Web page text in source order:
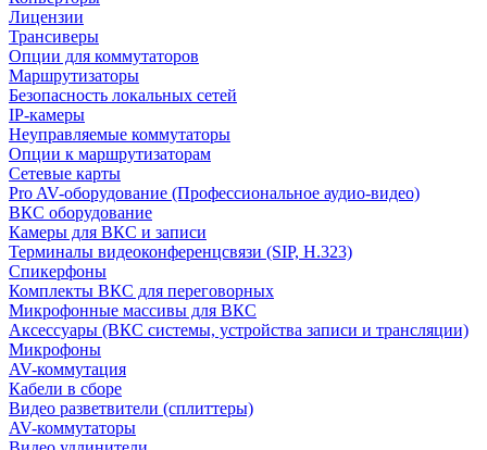
Лицензии
Трансиверы
Опции для коммутаторов
Маршрутизаторы
Безопасность локальных сетей
IP-камеры
Неуправляемые коммутаторы
Опции к маршрутизаторам
Сетевые карты
Pro AV-оборудование (Профессиональное аудио-видео)
ВКС оборудование
Камеры для ВКС и записи
Терминалы видеоконференцсвязи (SIP, H.323)
Спикерфоны
Комплекты ВКС для переговорных
Микрофонные массивы для ВКС
Аксессуары (ВКС системы, устройства записи и трансляции)
Микрофоны
AV-коммутация
Кабели в сборе
Видео разветвители (сплиттеры)
AV-коммутаторы